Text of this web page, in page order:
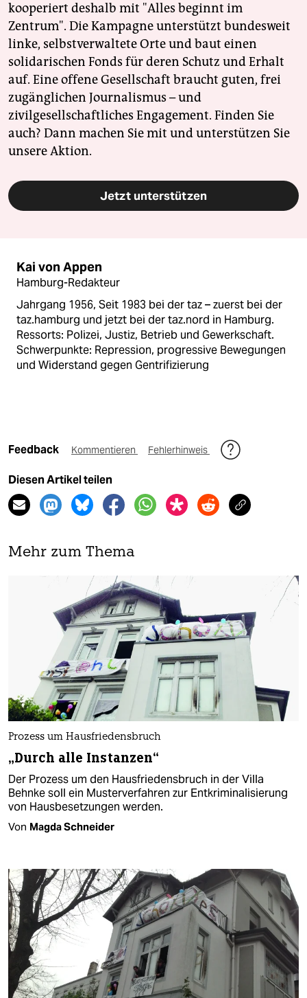
kooperiert deshalb mit "Alles beginnt im
Zentrum". Die Kampagne unterstützt bundesweit
linke, selbstverwaltete Orte und baut einen
solidarischen Fonds für deren Schutz und Erhalt
auf. Eine offene Gesellschaft braucht guten, frei
zugänglichen Journalismus – und
zivilgesellschaftliches Engagement. Finden Sie
auch? Dann machen Sie mit und unterstützen Sie
unsere Aktion.
Jetzt unterstützen
Kai von Appen
Hamburg-Redakteur
Jahrgang 1956, Seit 1983 bei der taz – zuerst bei der
taz.hamburg und jetzt bei der taz.nord in Hamburg.
Ressorts: Polizei, Justiz, Betrieb und Gewerkschaft.
Schwerpunkte: Repression, progressive Bewegungen
und Widerstand gegen Gentrifizierung
Feedback Kommentieren Fehlerhinweis
Diesen Artikel teilen
Mehr zum Thema
Prozess um Hausfriedensbruch
„Durch alle Instanzen“
Der Prozess um den Hausfriedensbruch in der Villa
Behnke soll ein Musterverfahren zur Entkriminalisierung
von Hausbesetzungen werden.
Von Magda Schneider